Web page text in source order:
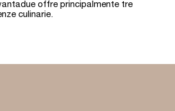
offre principalmente tre
culinarie.